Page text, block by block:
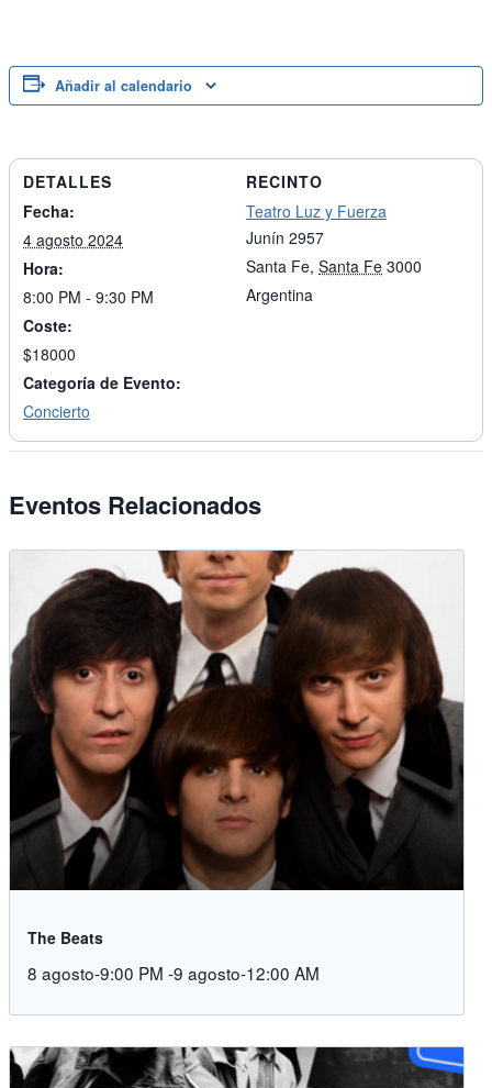
Añadir al calendario
DETALLES
Fecha:
4 agosto 2024
Hora:
8:00 PM - 9:30 PM
Coste:
$18000
Categoría de Evento:
Concierto
RECINTO
Teatro Luz y Fuerza
Junín 2957
Santa Fe, Santa Fe 3000
Argentina
Eventos Relacionados
The Beats
8 agosto-9:00 PM -9 agosto-12:00 AM